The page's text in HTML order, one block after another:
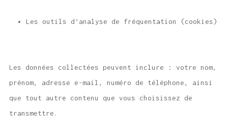
Les outils d’analyse de fréquentation (cookies)
Les données collectées peuvent inclure : votre nom,
prénom, adresse e-mail, numéro de téléphone, ainsi
que tout autre contenu que vous choisissez de
transmettre.